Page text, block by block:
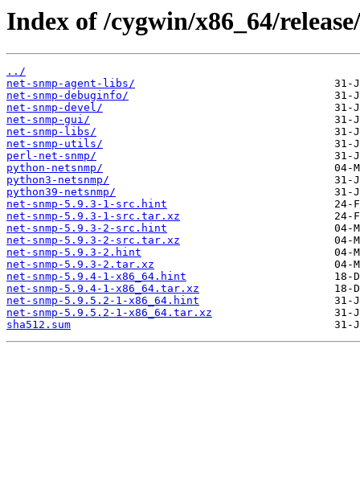
Index of /cygwin/x86_64/
../
net-snmp-agent-libs/
net-snmp-debuginfo/
net-snmp-devel/
net-snmp-gui/
net-snmp-libs/
net-snmp-utils/
perl-net-snmp/
python-netsnmp/
python3-netsnmp/
python39-netsnmp/
net-snmp-5.9.3-1-src.hint
net-snmp-5.9.3-1-src.tar.xz
net-snmp-5.9.3-2-src.hint
net-snmp-5.9.3-2-src.tar.xz
net-snmp-5.9.3-2.hint
net-snmp-5.9.3-2.tar.xz
net-snmp-5.9.4-1-x86_64.hint
net-snmp-5.9.4-1-x86_64.tar.xz
net-snmp-5.9.5.2-1-x86_64.hint
net-snmp-5.9.5.2-1-x86_64.tar.xz
sha512.sum